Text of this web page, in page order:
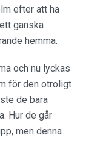
efter att ha
ganska
hemma.
och nu lyckas
för den otroligt
de bara
Hur de går
men denna